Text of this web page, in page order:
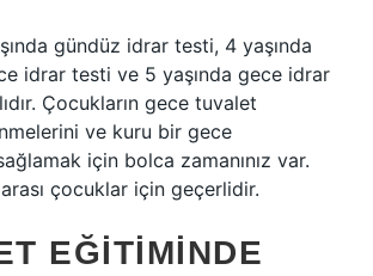
gündüz idrar testi, 4 yaşında
idrar testi ve 5 yaşında gece idrar
Çocukların gece tuvalet
ve kuru bir gece
için bolca zamanınız var.
çocuklar için geçerlidir.
EĞITIMINDE